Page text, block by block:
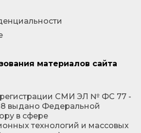
материалов сайта
регистрации СМИ ЭЛ № ФС 77 -
выдано Федеральной
в сфере
технологий и массовых